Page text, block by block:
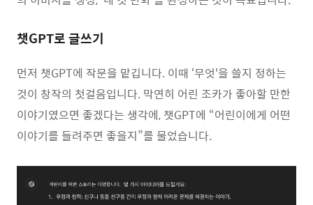
챗GPT로 글쓰기
먼저 챗GPT에 작문을 맡깁니다. 이때 ‘무엇'을 쓸지 정하는
것이 창작의 첫걸음입니다. 막연히 어린 조카가 좋아할 만한
이야기였으면 좋겠다는 생각에, 챗GPT에 “어린이에게 어떤
이야기를 들려주면 좋을지”를 물었습니다.